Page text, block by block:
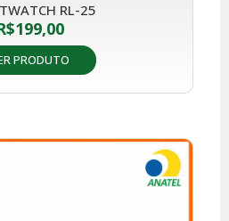
RL-25
199,00
PRODUTO